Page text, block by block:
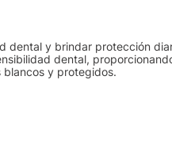
dental y brindar protección
dental,
y protegidos.